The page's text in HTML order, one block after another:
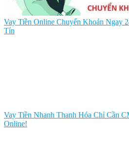
Vay Tiền Online Chuyển Khoản Ngay
Tín
Vay Tiền Nhanh Thanh Hóa Chỉ Cần
Online!